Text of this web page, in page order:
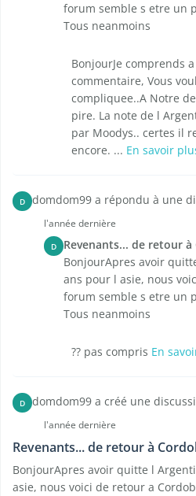
forum semble s etre un
Tous neanmoins
BonjourJe comprends
commentaire, Vous
compliquee..A Notre
pire. La note de l
par Moodys.. certes il
encore. ... En savoir
D domdom99 a répondu à une
l'année dernière
D Revenants... de retour à
BonjourApres avoir
ans pour l asie, nous
forum semble s etre un
Tous neanmoins
?? pas compris En
D domdom99 a créé une
l'année dernière
Revenants... de retour à
BonjourApres avoir quitte l
asie, nous voici de retour a